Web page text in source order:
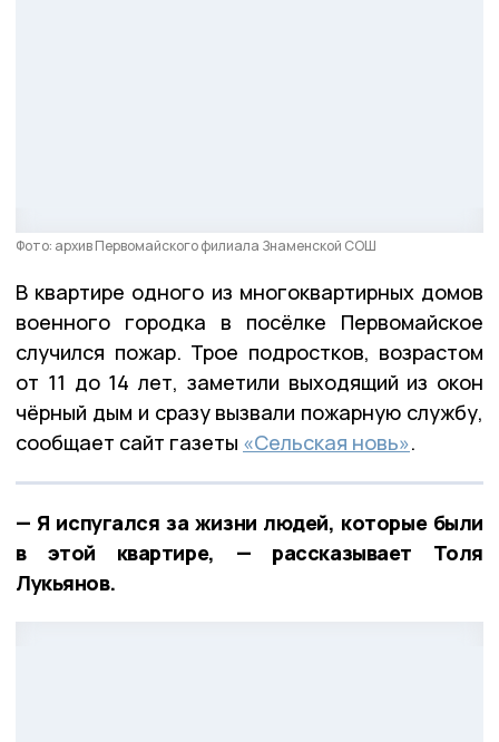
Фото: архив Первомайского филиала Знаменской СОШ
В квартире одного из многоквартирных домов
военного городка в посёлке Первомайское
случился пожар. Трое подростков, возрастом
от 11 до 14 лет, заметили выходящий из окон
чёрный дым и сразу вызвали пожарную службу,
сообщает сайт газеты «Сельская новь».
— Я испугался за жизни людей, которые были
в этой квартире, — рассказывает Толя
Лукьянов.